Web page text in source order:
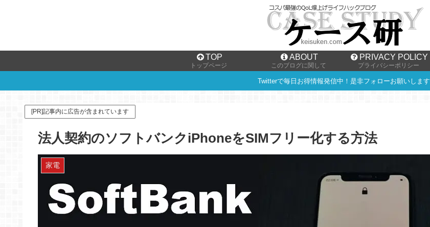
TOP
トップページ
ABOUT
このブログに関して
PRIVACY POLICY
プライバシーポリシー
Twitterで毎日お得情報発信中！是非フォローお願いします
[PR]記事内に広告が含まれています
法人契約のソフトバンクiPhoneをSIMフリー化する方法
家電